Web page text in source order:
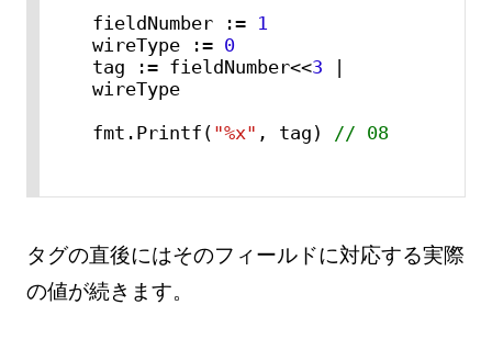
fieldNumber := 1
wireType := 0
tag := fieldNumber<<3
wireType
fmt.Printf( "%x" , tag) // 08
タグの直後にはそのフィールドに対応する実際
の値が続きます。